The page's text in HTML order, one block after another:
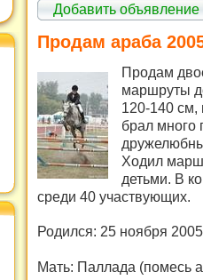
Добавить объявление
Продам араба
Продам
маршруты
120-140 см,
брал много
Ходил
детьми. В
среди 40 участвующих.
Родился: 25 ноября
Мать: Паллада (помесь